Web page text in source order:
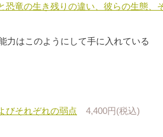
恐竜の生き残りの違い、彼らの生態、
力はこのようにして手に入れている
びそれぞれの弱点 4,400円(税込)